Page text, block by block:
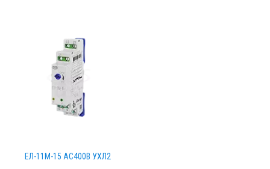
ЕЛ-11М-15 AC400В УХЛ2